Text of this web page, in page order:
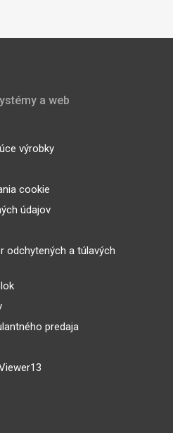
a web
výrobky
cookie
údajov
odchytených a túlavých
predaja